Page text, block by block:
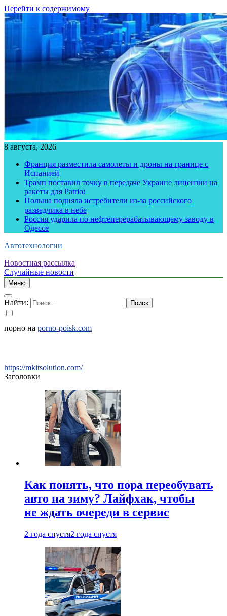
Перейти к содержимому
8 августа, 2026
Франция разместила самолеты и дроны на границе с
Испанией
Трамп поставил точку в передаче Украине лицензии на
ракеты для Patriot
Польша подняла истребители из-за российского
разведчика в небе
Россия ударила по нефтеперерабатывающему заводу в
Одессе
Автотехнологии
Новостная рассылка
Случайные новости
Меню
Найти:
порно на porno-poisk.com
https://mkitsolution.com/
Заголовки
Как понять, что пора переобувать
авто на зиму? Лайфхак, чтобы
не ждать очереди в сервис
2 года спустя2 года спустя